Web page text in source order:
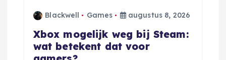
Blackwell Games augustus 8, 2026
Xbox mogelijk weg bij Steam:
wat betekent dat voor